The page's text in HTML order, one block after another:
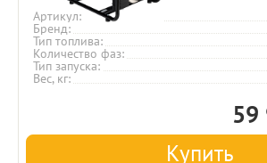
Артикул
Бренд
Тип топлива
Количество фаз
Тип запуска
Вес, кг
59
Купить